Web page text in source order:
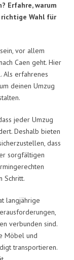
Erfahre, warum
richtige Wahl für
vor allem
Caen geht. Hier
Als erfahrenes
deinen Umzug
jeder Umzug
Deshalb bieten
dass
sorgfältigen
Schritt.
langjährige
verbunden sind.
Möbel und
transportieren.